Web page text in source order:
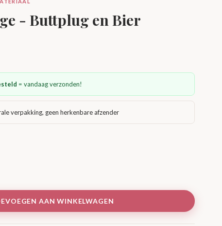
- Buttplug en Bier
= vandaag verzonden!
verpakking, geen herkenbare afzender
AAN WINKELWAGEN